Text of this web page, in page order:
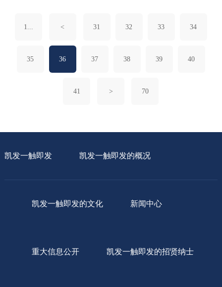
1... < 31 32 33 34
35 36 37 38 39 40
41 > 70
凯发一触即发 凯发一触即发的概况
凯发一触即发的文化 新闻中心
重大信息公开 凯发一触即发的招贤纳士